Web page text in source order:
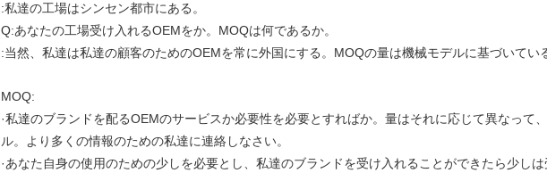
:私達の工場はシンセン都市にある。
Q:あなたの工場受け入れるOEMをか。MOQは何であるか。
:当然、私達は私達の顧客のためのOEMを常に外国にする。MOQの量は機械モデルに基づいてい
MOQ:
·私達のブランドを配るOEMのサービスか必要性を必要とすればか。量はそれに応じて異なって
ル。より多くの情報のための私達に連絡しなさい。
·あなた自身の使用のための少しを必要とし、私達のブランドを受け入れることができたら少しは